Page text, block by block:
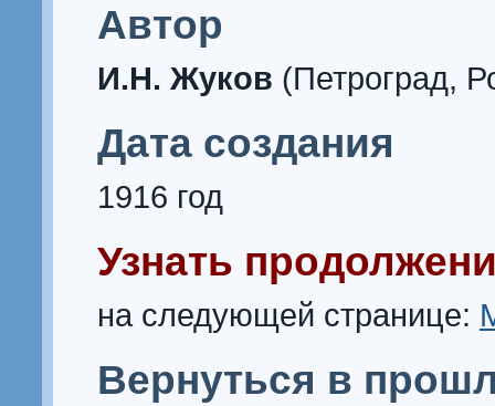
Автор
И.Н. Жуков (Петроград,
Дата создания
1916 год
Узнать
на следующей странице:
Вернуться в